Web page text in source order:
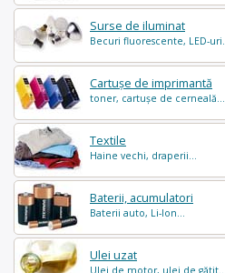
Surse de iluminat
Becuri fluorescente, LED-uri...
Cartușe de imprimantă
toner, cartușe de cerneală...
Textile
Haine vechi, draperii...
Baterii, acumulatori
Baterii auto, Li-Ion...
Ulei uzat
Ulei de motor, ulei de gătit...